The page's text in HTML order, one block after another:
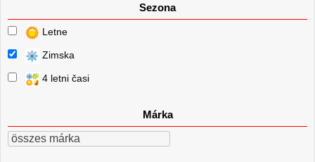
Sezona
Letne
Zimska
4 letni časi
Márka
összes márka